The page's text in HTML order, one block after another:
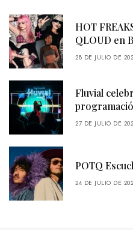
HOT
QLOUD en
28 DE JULIO DE
Fluvial
27 DE JULIO DE
POTQ
24 DE JULIO DE